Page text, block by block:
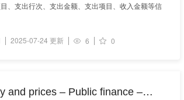
、支出行次、支出金额、支出项目、收入金额等信
2025-07-24 更新 6 0
and prices – Public finance –